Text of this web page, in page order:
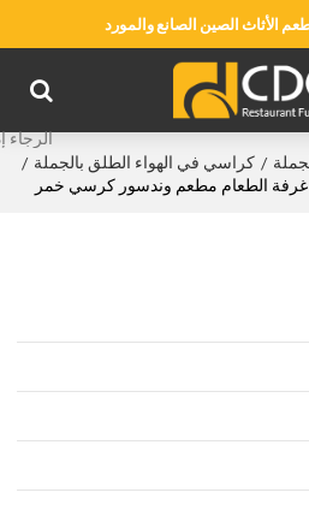
الأثاث الصين الصانع والمورد
/ كراسي في الهواء الطلق بالجملة /
غرفة الطعام مطعم وندسور كرسي خمر